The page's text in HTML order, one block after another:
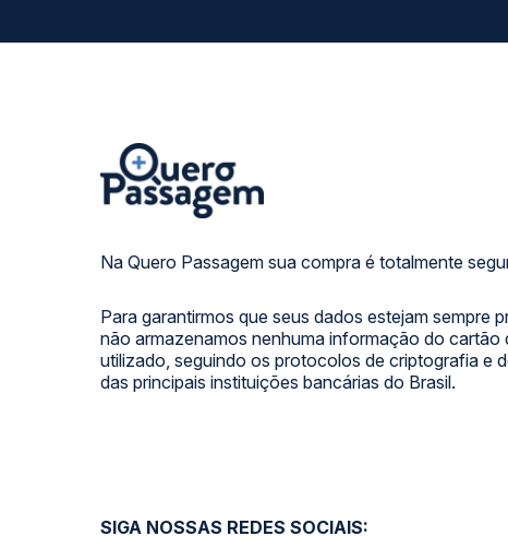
Na Quero Passagem sua compra é totalmente
Para garantirmos que seus dados estejam sempre
não armazenamos nenhuma informação do cartão
utilizado, seguindo os protocolos de criptografia e
das principais instituições bancárias do Brasil.
SIGA NOSSAS REDES SOCIAIS: